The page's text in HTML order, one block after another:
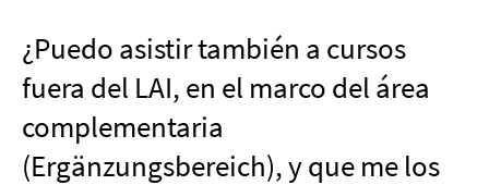
¿Puedo asistir también a cursos
fuera del LAI, en el marco del área
complementaria
(Ergänzungsbereich), y que me los